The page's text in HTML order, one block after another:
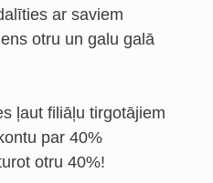
ar saviem
otru un galu galā
ļaut filiāļu tirgotājiem
par 40%
otru 40%!